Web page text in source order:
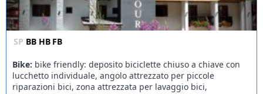
SP BB HB FB
Bike: bike friendly: deposito biciclette chiuso a chiave con
lucchetto individuale, angolo attrezzato per piccole
riparazioni bici, zona attrezzata per lavaggio bici,